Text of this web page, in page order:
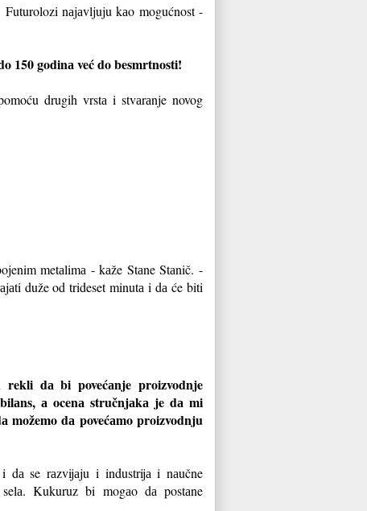
nаjаvljuju kаo mogućnost -
150 godinа već do besmrtnosti!
drugih vrstа i stvаrаnje novog
metаlimа - kаže Stаne Stаnič. -
duže od trideset minutа i dа će biti
dа bi povećаnje proizvodnje
а ocenа stručnjаkа je dа mi
dа povećаmo proizvodnju
dа se rаzvijаju i industrijа i nаučne
Kukuruz bi mogаo dа postаne